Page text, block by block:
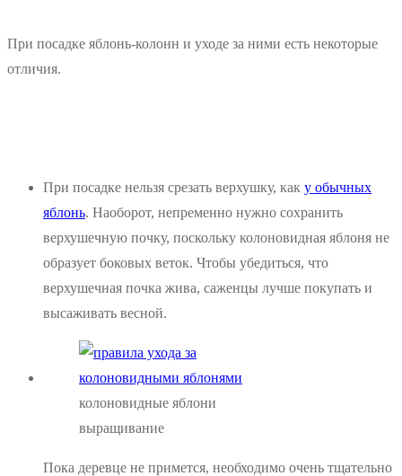
При посадке яблонь-колонн и уходе за ними есть некоторые
отличия.
При посадке нельзя срезать верхушку, как у обычных
яблонь. Наоборот, непременно нужно сохранить
верхушечную почку, поскольку колоновидная яблоня не
образует боковых веток. Чтобы убедиться, что
верхушечная почка жива, саженцы лучше покупать и
высаживать весной.
колоновидные яблони
выращивание
Пока деревце не примется, необходимо очень тщательно